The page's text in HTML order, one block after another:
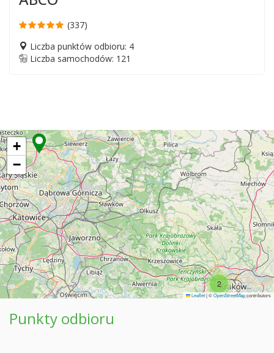
(337)
Liczba punktów odbioru: 4
Liczba samochodów: 121
2
+
−
Leaflet|©OpenStreetMapcontributors
Punkty odbioru